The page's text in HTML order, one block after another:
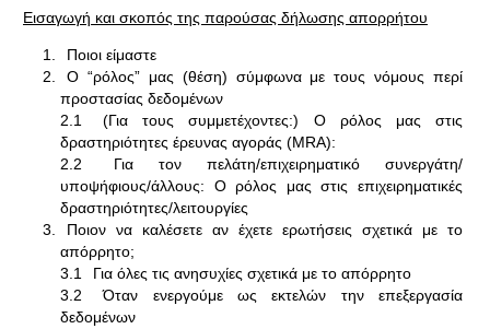
Εισαγωγή και σκοπός της παρούσας δήλωσης απορρήτου
Ποιοι είμαστε
Ο “ρόλος” μας (θέση) σύμφωνα με τους νόμους περί
προστασίας δεδομένων
2.1
(Για τους συμμετέχοντες:) Ο ρόλος μας στις
δραστηριότητες έρευνας αγοράς (MRA):
2.2
Για τον πελάτη/επιχειρηματικό συνεργάτη/
υποψήφιους/άλλους: Ο ρόλος μας στις επιχειρηματικές
δραστηριότητες/λειτουργίες
Ποιον να καλέσετε αν έχετε ερωτήσεις σχετικά με το
απόρρητο;
3.1
Για όλες τις ανησυχίες σχετικά με το απόρρητο
3.2
Όταν ενεργούμε ως εκτελών την επεξεργασία
δεδομένων